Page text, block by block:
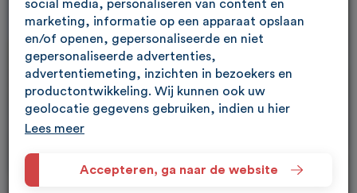
social media, personaliseren van content en
marketing, informatie op een apparaat opslaan
en/of openen, gepersonaliseerde en niet
gepersonaliseerde advertenties,
advertentiemeting, inzichten in bezoekers en
productontwikkeling. Wij kunnen ook uw
geolocatie gegevens gebruiken, indien u hier
toestemming voor geeft.
Als u meer wilt weten over de cookies die wij
gebruiken, de gegevens die daarmee verzameld
Lees meer
Accepteren, ga naar de website